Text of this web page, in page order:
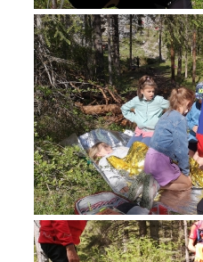
Interventi